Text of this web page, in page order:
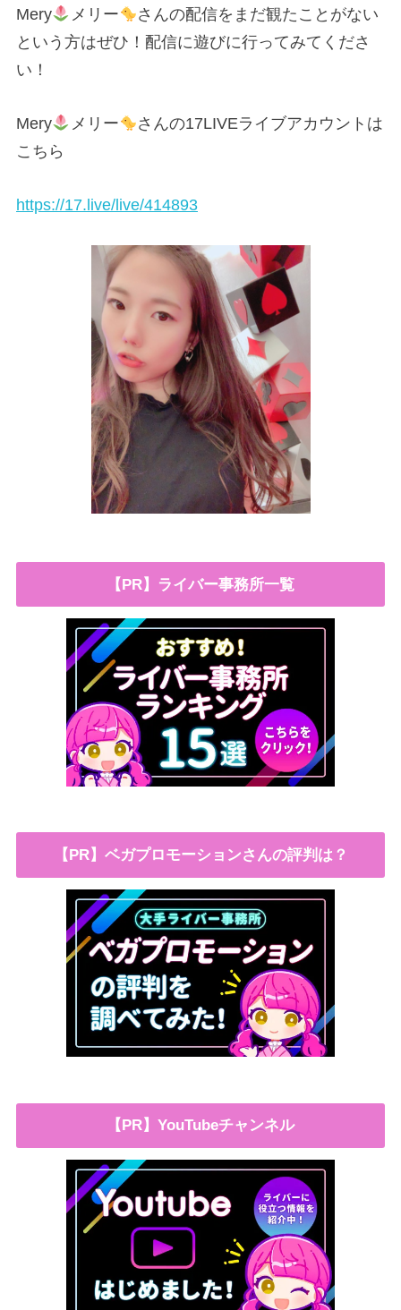
Mery メリー
さんの配信をまだ観たことがない
という方はぜひ！配信に遊びに行ってみてくださ
い！
Mery メリー
さんの17LIVEライブアカウントは
こちら
https://17.live/live/414893
【PR】ライバー事務所一覧
【PR】ベガプロモーションさんの評判は？
【PR】YouTubeチャンネル